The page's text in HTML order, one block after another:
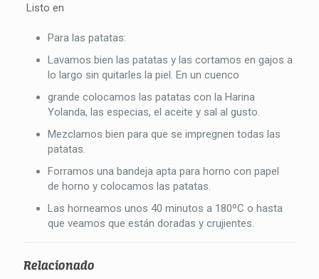
Listo en
Para las patatas:
Lavamos bien las patatas y las cortamos en gajos a
lo largo sin quitarles la piel. En un cuenco
grande colocamos las patatas con la Harina
Yolanda, las especias, el aceite y sal al gusto.
Mezclamos bien para que se impregnen todas las
patatas.
Forramos una bandeja apta para horno con papel
de horno y colocamos las patatas.
Las horneamos unos 40 minutos a 180ºC o hasta
que veamos que están doradas y crujientes.
Relacionado